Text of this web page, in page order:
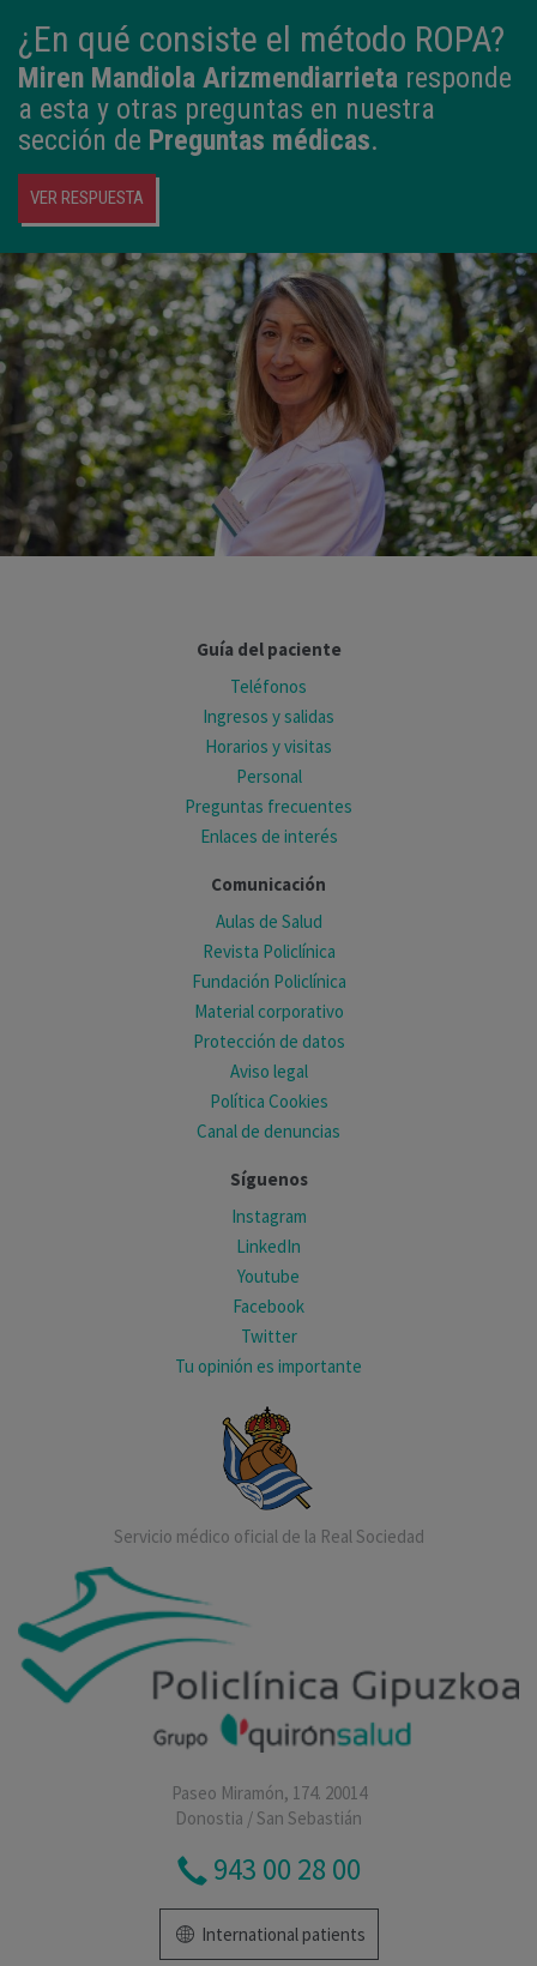
¿En qué consiste el método ROPA?
Miren Mandiola Arizmendiarrieta responde
a esta y otras preguntas en nuestra
sección de Preguntas médicas.
VER RESPUESTA
Guía del paciente
Teléfonos
Ingresos y salidas
Horarios y visitas
Personal
Preguntas frecuentes
Enlaces de interés
Comunicación
Aulas de Salud
Revista Policlínica
Fundación Policlínica
Material corporativo
Protección de datos
Aviso legal
Política Cookies
Canal de denuncias
Síguenos
Instagram
LinkedIn
Youtube
Facebook
Twitter
Tu opinión es importante
Servicio médico oficial de la Real Sociedad
Paseo Miramón, 174. 20014
Donostia / San Sebastián
943 00 28 00
International patients